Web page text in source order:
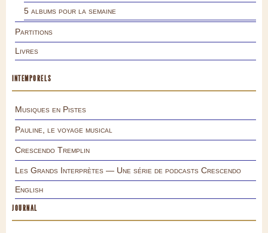
5 albums pour la semaine
Partitions
Livres
INTEMPORELS
Musiques en Pistes
Pauline, le voyage musical
Crescendo Tremplin
Les Grands Interprètes — Une série de podcasts Crescendo
English
JOURNAL